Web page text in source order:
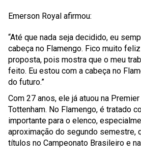
Emerson Royal afirmou:
“Até que nada seja decidido, eu
cabeça no Flamengo. Fico muito
proposta, pois mostra que o meu
feito. Eu estou com a cabeça no
do futuro.”
Com 27 anos, ele já atuou na
Tottenham. No Flamengo, é tratado
importante para o elenco,
aproximação do segundo semestre,
títulos no Campeonato Brasileiro e